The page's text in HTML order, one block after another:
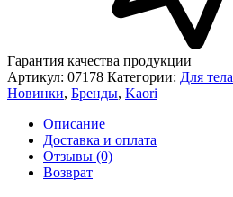
Гарантия качества продукции
Артикул: 07178 Категории: Для тела
Новинки, Бренды, Kaori
Описание
Доставка и оплата
Отзывы (0)
Возврат